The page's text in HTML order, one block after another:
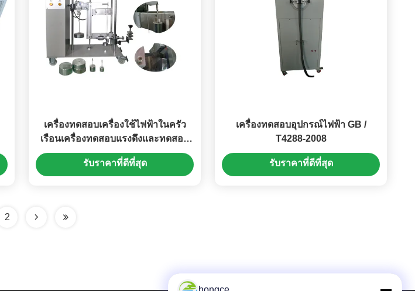
เครื่องทดสอบเครื่องใช้ไฟฟ้าในครัว
เรือนเครื่องทดสอบแรงดึงและทดสอบ
แรงบิดของ Anchorage
รับราคาที่ดีที่สุด
เครื่องทดสอบอุปกรณ์ไฟฟ้า GB /
T4288-2008
รับราคาที่ดีที่สุด
2